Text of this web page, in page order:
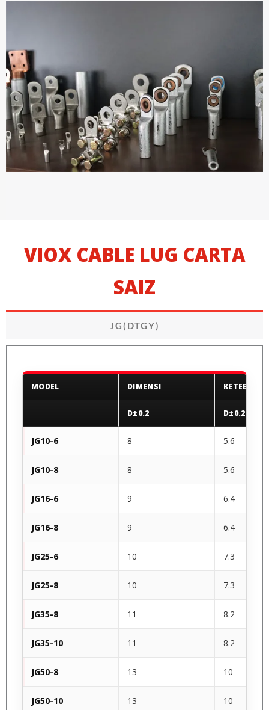
VIOX CABLE LUG CARTA
SAIZ
JG(DTGY)
MODEL DIMENSI
D±0.2 D±0.2
JG10-6 8 5.6
JG10-8 8 5.6
JG16-6 9 6.4
JG16-8 9 6.4
JG25-6 10 7.3
JG25-8 10 7.3
JG35-8 11 8.2
JG35-10 11 8.2
JG50-8 13 10
JG50-10 13 10